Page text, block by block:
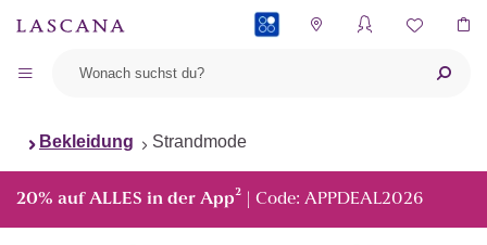
Bekleidung Strandmode
20% auf ALLES in der App² | Code: APPDEAL2026